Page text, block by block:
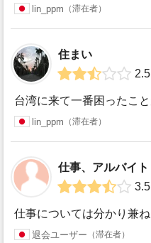
lin_ppm 滞在者
住まい
2.5
lin_ppm 滞在者
仕事、アルバイト
3.5
退会ユーザー 滞在者